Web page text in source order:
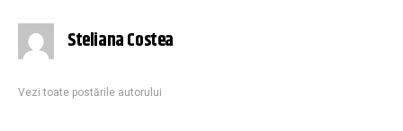
Steliana Costea
Vezi toate postările autorului